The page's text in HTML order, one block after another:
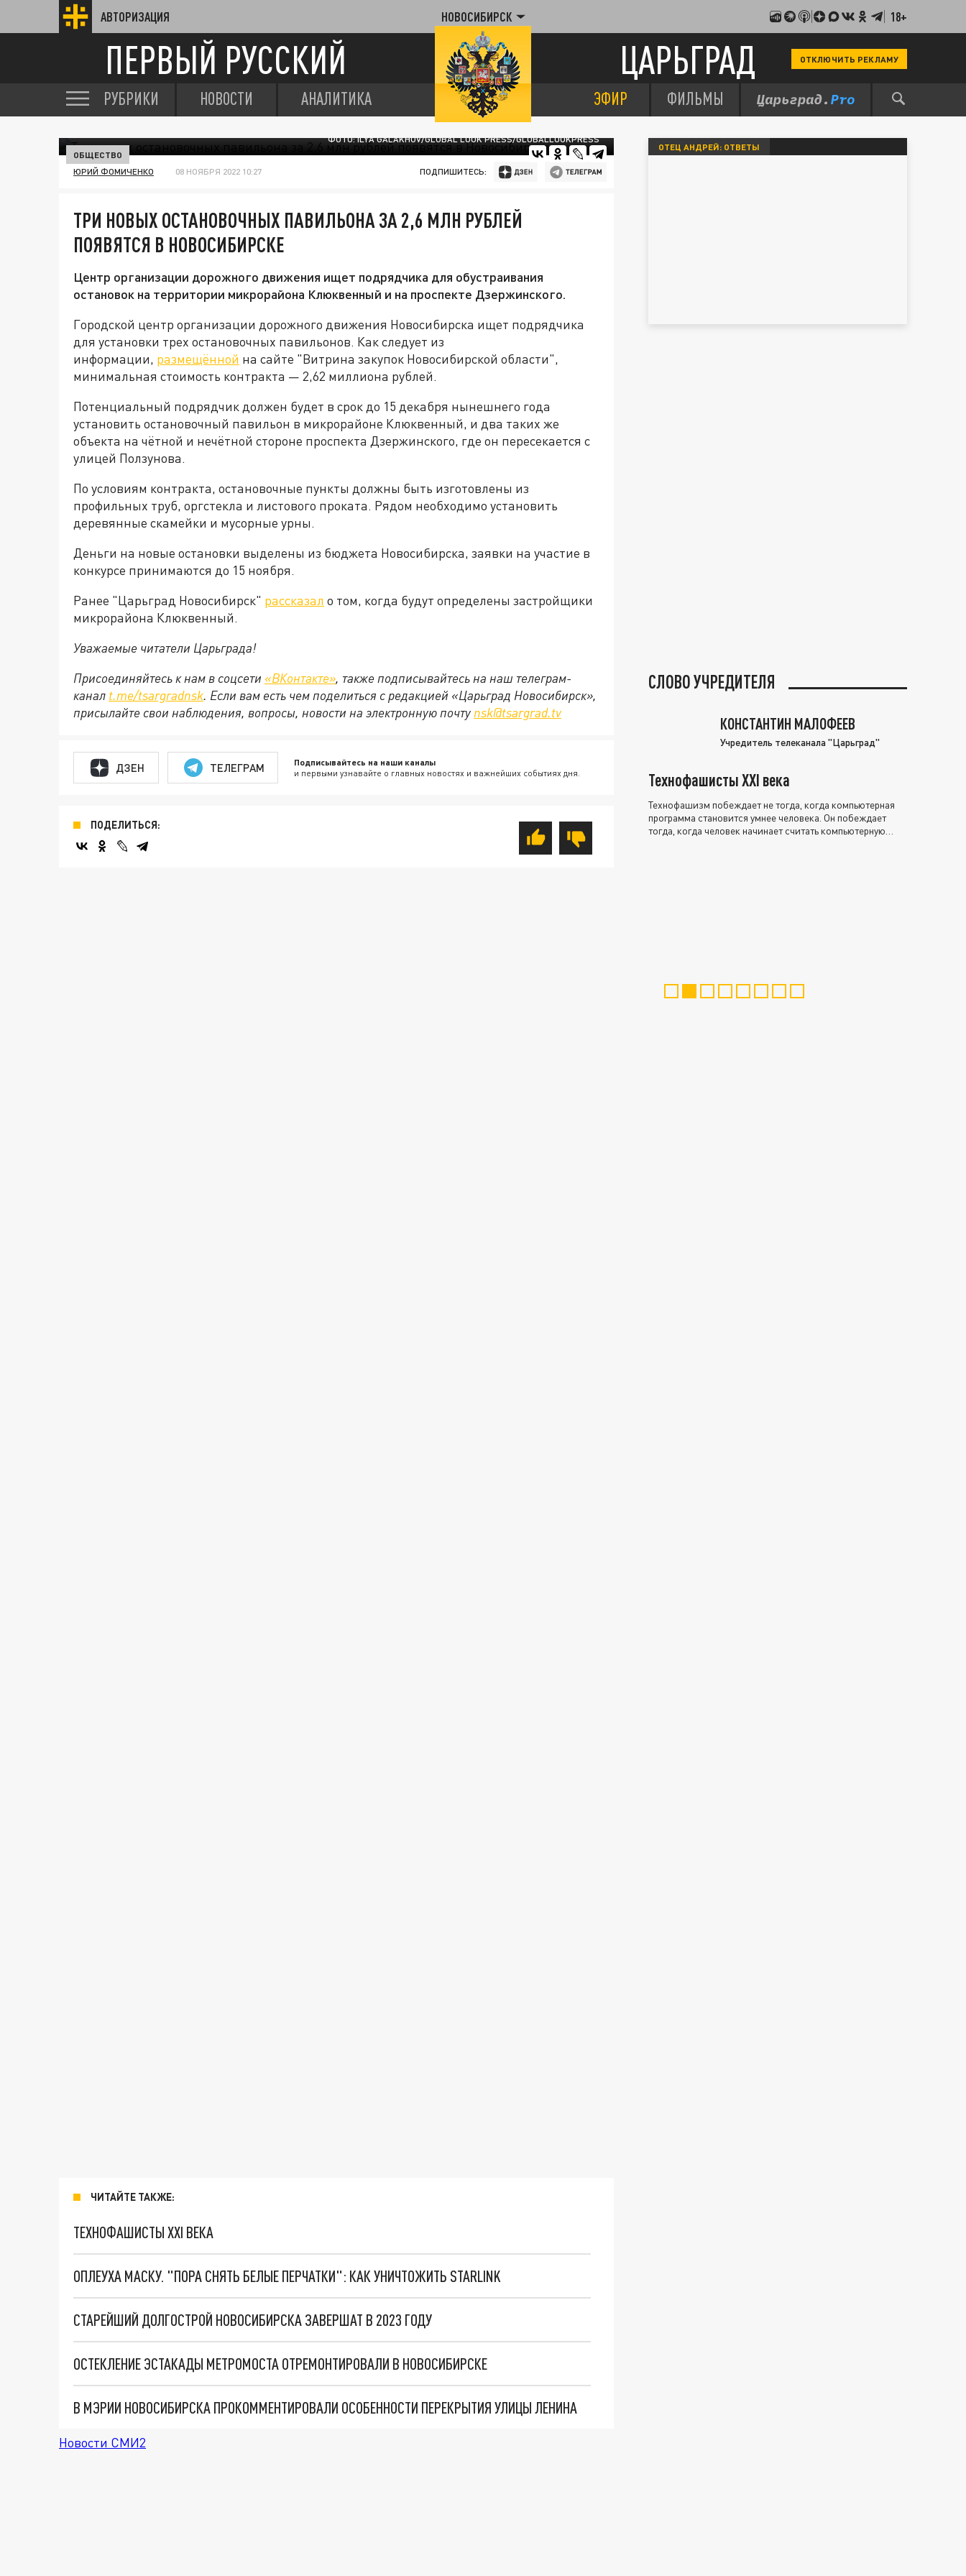
АВТОРИЗАЦИЯ НОВОСИБИРСК 18+
ПЕРВЫЙ РУССКИЙ ЦАРЬГРАД ОТКЛЮЧИТЬ РЕКЛАМУ
РУБРИКИ НОВОСТИ АНАЛИТИКА ЭФИР ФИЛЬМЫ
ФОТО: ILYA GALAKHOV/GLOBAL LOOK PRESS/GLOBALLOOKPRESS
ОБЩЕСТВО
ЮРИЙ ФОМИЧЕНКО 08 НОЯБРЯ 2022 10:27 ПОДПИШИТЕСЬ:
ТРИ НОВЫХ ОСТАНОВОЧНЫХ ПАВИЛЬОНА ЗА 2,6 МЛН РУБЛЕЙ
ПОЯВЯТСЯ В НОВОСИБИРСКЕ
Центр организации дорожного движения ищет подрядчика для обустраивания
остановок на территории микрорайона Клюквенный и на проспекте Дзержинского.
Городской центр организации дорожного движения Новосибирска ищет подрядчика
для установки трех остановочных павильонов. Как следует из
информации, размещённой на сайте "Витрина закупок Новосибирской области",
минимальная стоимость контракта — 2,62 миллиона рублей.
Потенциальный подрядчик должен будет в срок до 15 декабря нынешнего года
установить остановочный павильон в микрорайоне Клюквенный, и два таких же
объекта на чётной и нечётной стороне проспекта Дзержинского, где он пересекается с
улицей Ползунова.
По условиям контракта, остановочные пункты должны быть изготовлены из
профильных труб, оргстекла и листового проката. Рядом необходимо установить
деревянные скамейки и мусорные урны.
Деньги на новые остановки выделены из бюджета Новосибирска, заявки на участие в
конкурсе принимаются до 15 ноября.
Ранее "Царьград Новосибирск" рассказал о том, когда будут определены застройщики
микрорайона Клюквенный.
Уважаемые читатели Царьграда!
Присоединяйтесь к нам в соцсети «ВКонтакте», также подписывайтесь на наш телеграм-
канал t.me/tsargradnsk. Если вам есть чем поделиться с редакцией «Царьград Новосибирск»,
присылайте свои наблюдения, вопросы, новости на электронную почту nsk@tsargrad.tv
ДЗЕН ТЕЛЕГРАМ Подписывайтесь на наши каналы
и первыми узнавайте о главных новостях и важнейших событиях дня.
ПОДЕЛИТЬСЯ:
ЧИТАЙТЕ ТАКЖЕ:
ТЕХНОФАШИСТЫ XXI ВЕКА
ОПЛЕУХА МАСКУ. "ПОРА СНЯТЬ БЕЛЫЕ ПЕРЧАТКИ": КАК УНИЧТОЖИТЬ STARLINK
СТАРЕЙШИЙ ДОЛГОСТРОЙ НОВОСИБИРСКА ЗАВЕРШАТ В 2023 ГОДУ
ОСТЕКЛЕНИЕ ЭСТАКАДЫ МЕТРОМОСТА ОТРЕМОНТИРОВАЛИ В НОВОСИБИРСКЕ
В МЭРИИ НОВОСИБИРСКА ПРОКОММЕНТИРОВАЛИ ОСОБЕННОСТИ ПЕРЕКРЫТИЯ УЛИЦЫ ЛЕНИНА
Новости СМИ2
ОТЕЦ АНДРЕЙ: ОТВЕТЫ
СЛОВО УЧРЕДИТЕЛЯ
КОНСТАНТИН МАЛОФЕЕВ
Учредитель телеканала "Царьград"
Технофашисты XXI века
Технофашизм побеждает не тогда, когда компьютерная
программа становится умнее человека. Он побеждает
тогда, когда человек начинает считать компьютерную